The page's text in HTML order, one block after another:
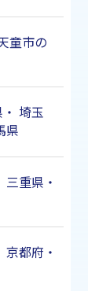
童市の
・ 埼玉
県
三重県 ・
京都府 ・